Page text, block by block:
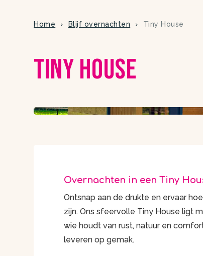
Home Blijf overnachten Tiny House
Tiny House
Overnachten in een Tiny
Ontsnap aan de drukte en ervaar
zijn. Ons sfeervolle Tiny House ligt
wie houdt van rust, natuur en
leveren op gemak.